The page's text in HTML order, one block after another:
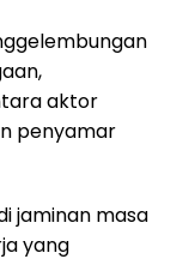
aktor
penyamar
jaminan masa
yang